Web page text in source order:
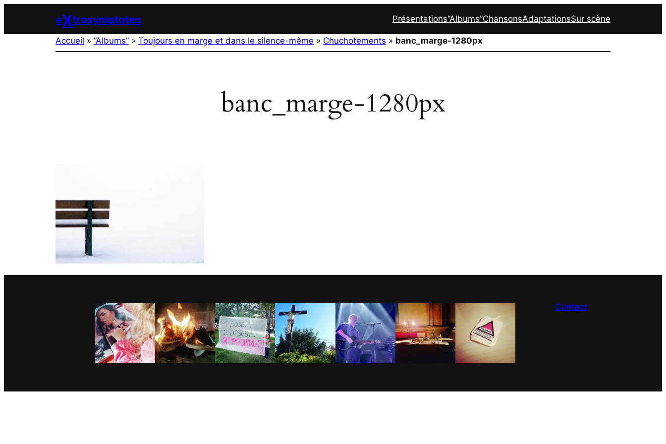
contenu
eXtrasymptotes Présentations“Albums”ChansonsAdaptationsSur scène
Accueil » “Albums” » Toujours en marge et dans le silence-même » Chuchotements » banc_marge-1280px
banc_marge-1280px
Contact